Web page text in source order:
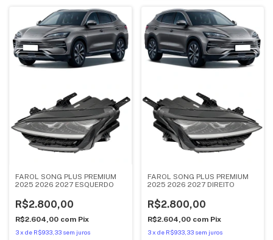
FAROL SONG PLUS PREMIUM
2025 2026 2027 ESQUERDO
R$2.800,00
R$2.604,00 com Pix
3x de R$933,33 sem juros
FAROL SONG PLUS PREMIUM
2025 2026 2027 DIREITO
R$2.800,00
R$2.604,00 com Pix
3 x de R$933,33 sem juros